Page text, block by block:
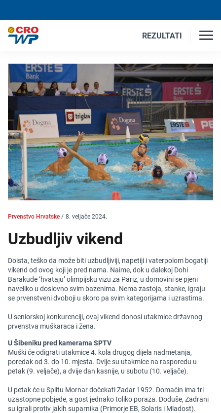
REZULTATI
Prvenstvo Hrvatske / 8. veljače 2024.
Uzbudljiv vikend
Doista, teško da može biti uzbudljiviji, napetiji i vaterpolom bogatiji
vikend od ovog koji je pred nama. Naime, dok u dalekoj Dohi
Barakude ‘hvataju’ olimpijsku vizu za Pariz, u domovini se pjeni
naveliko u doslovno svim bazenima. Nema zastoja, stanke, igraju
se prvenstveni dvoboji u skoro pa svim kategorijama i uzrastima.
U seniorskoj konkurenciji, ovaj vikend donosi utakmice državnog
prvenstva muškaraca i žena.
U Šibeniku pred kamerama SPTV
Muški će odigrati utakmice 4. kola drugog dijela nadmetanja,
poredak od 3. do 10. mjesta. Dvije su utakmice na rasporedu u
petak (9. veljače), a dvije dan kasnije, u subotu (10. veljače).
U petak će u Splitu Mornar dočekati Zadar 1952. Domaćin ima tri
uzastopne pobjede, a gost jednako toliko poraza. Doduše, Zadrani
su igrali protiv jakih suparnika (Primorje EB, Solaris i Mladost).